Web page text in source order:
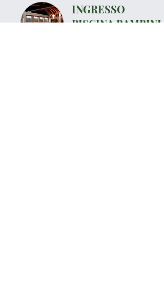
INGRESSO
PISCINA BAMBINI